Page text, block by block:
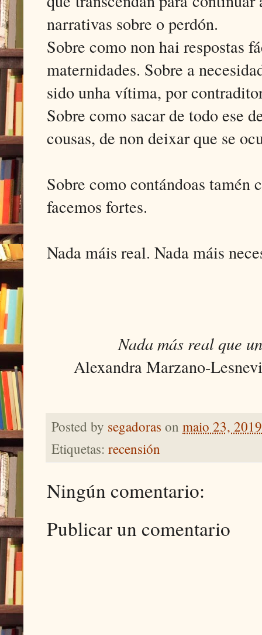
narrativas sobre o perdón.
Sobre como non hai respostas
maternidades. Sobre a
sido unha vítima, por
Sobre como sacar de todo ese
cousas, de non deixar que se
Sobre como contándoas tamén
facemos fortes.
Nada máis real. Nada máis
Nada más real que
Alexandra Marzano-
Posted by segadoras on maio 23, 2019
Etiquetas: recensión
Ningún comentario:
Publicar un comentario